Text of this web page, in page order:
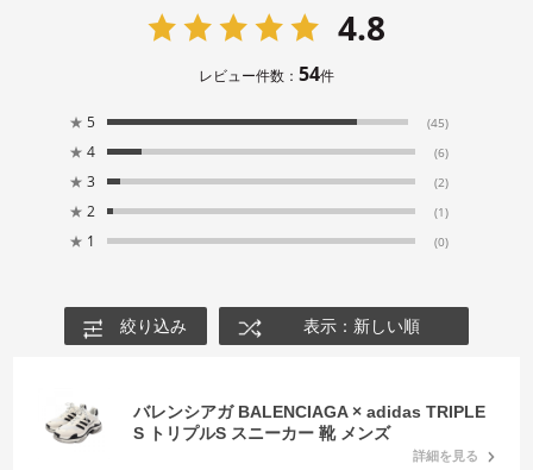
4.8
レビュー件数： 54件
★ 5 (45)
★ 4 (6)
★ 3 (2)
★ 2 (1)
★ 1 (0)
絞り込み 表示：新しい順
バレンシアガ BALENCIAGA × adidas TRIPLE
S トリプルS スニーカー 靴 メンズ
詳細を見る